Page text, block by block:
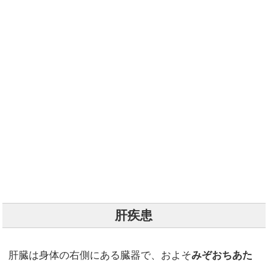
肝疾患
肝臓は身体の右側にある臓器で、およそみぞおちあた